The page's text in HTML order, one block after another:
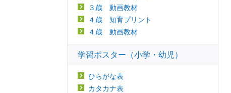
３歳 動画教材
４歳 知育プリント
４歳 動画教材
学習ポスター（小学・幼児）
ひらがな表
カタカナ表